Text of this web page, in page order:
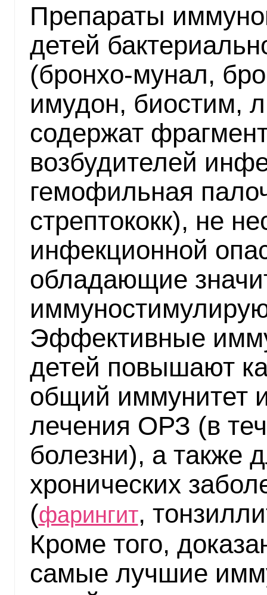
Препараты
детей
(бронхо-мунал,
имудон, биостим,
содержат
возбудителей
гемофильная
стрептококк), не
инфекционной
обладающие
Эффективные
детей повышают
общий иммунитет
лечения ОРЗ (в
болезни), а также
хронических
(фарингит,
Кроме того,
самые лучшие